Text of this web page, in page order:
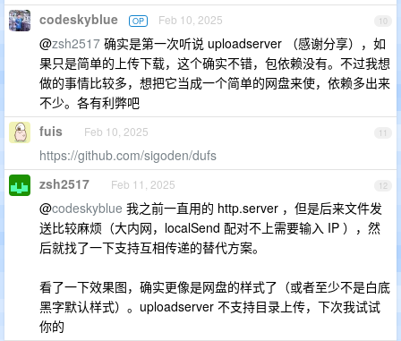
10
codeskyblue OP Feb 10, 2025
@zsh2517 确实是第一次听说 uploadserver （感谢分享），如
果只是简单的上传下载，这个确实不错，包依赖没有。不过我想
做的事情比较多，想把它当成一个简单的网盘来使，依赖多出来
不少。各有利弊吧
11
fuis Feb 10, 2025
https://github.com/sigoden/dufs
12
zsh2517 Feb 11, 2025
@codeskyblue 我之前一直用的 http.server ，但是后来文件发
送比较麻烦（大内网，localSend 配对不上需要输入 IP ），然
后就找了一下支持互相传递的替代方案。
看了一下效果图，确实更像是网盘的样式了（或者至少不是白底
黑字默认样式）。uploadserver 不支持目录上传，下次我试试
你的